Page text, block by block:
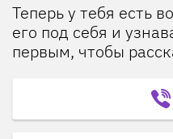
Теперь у тебя есть
его под себя и
первым, чтобы